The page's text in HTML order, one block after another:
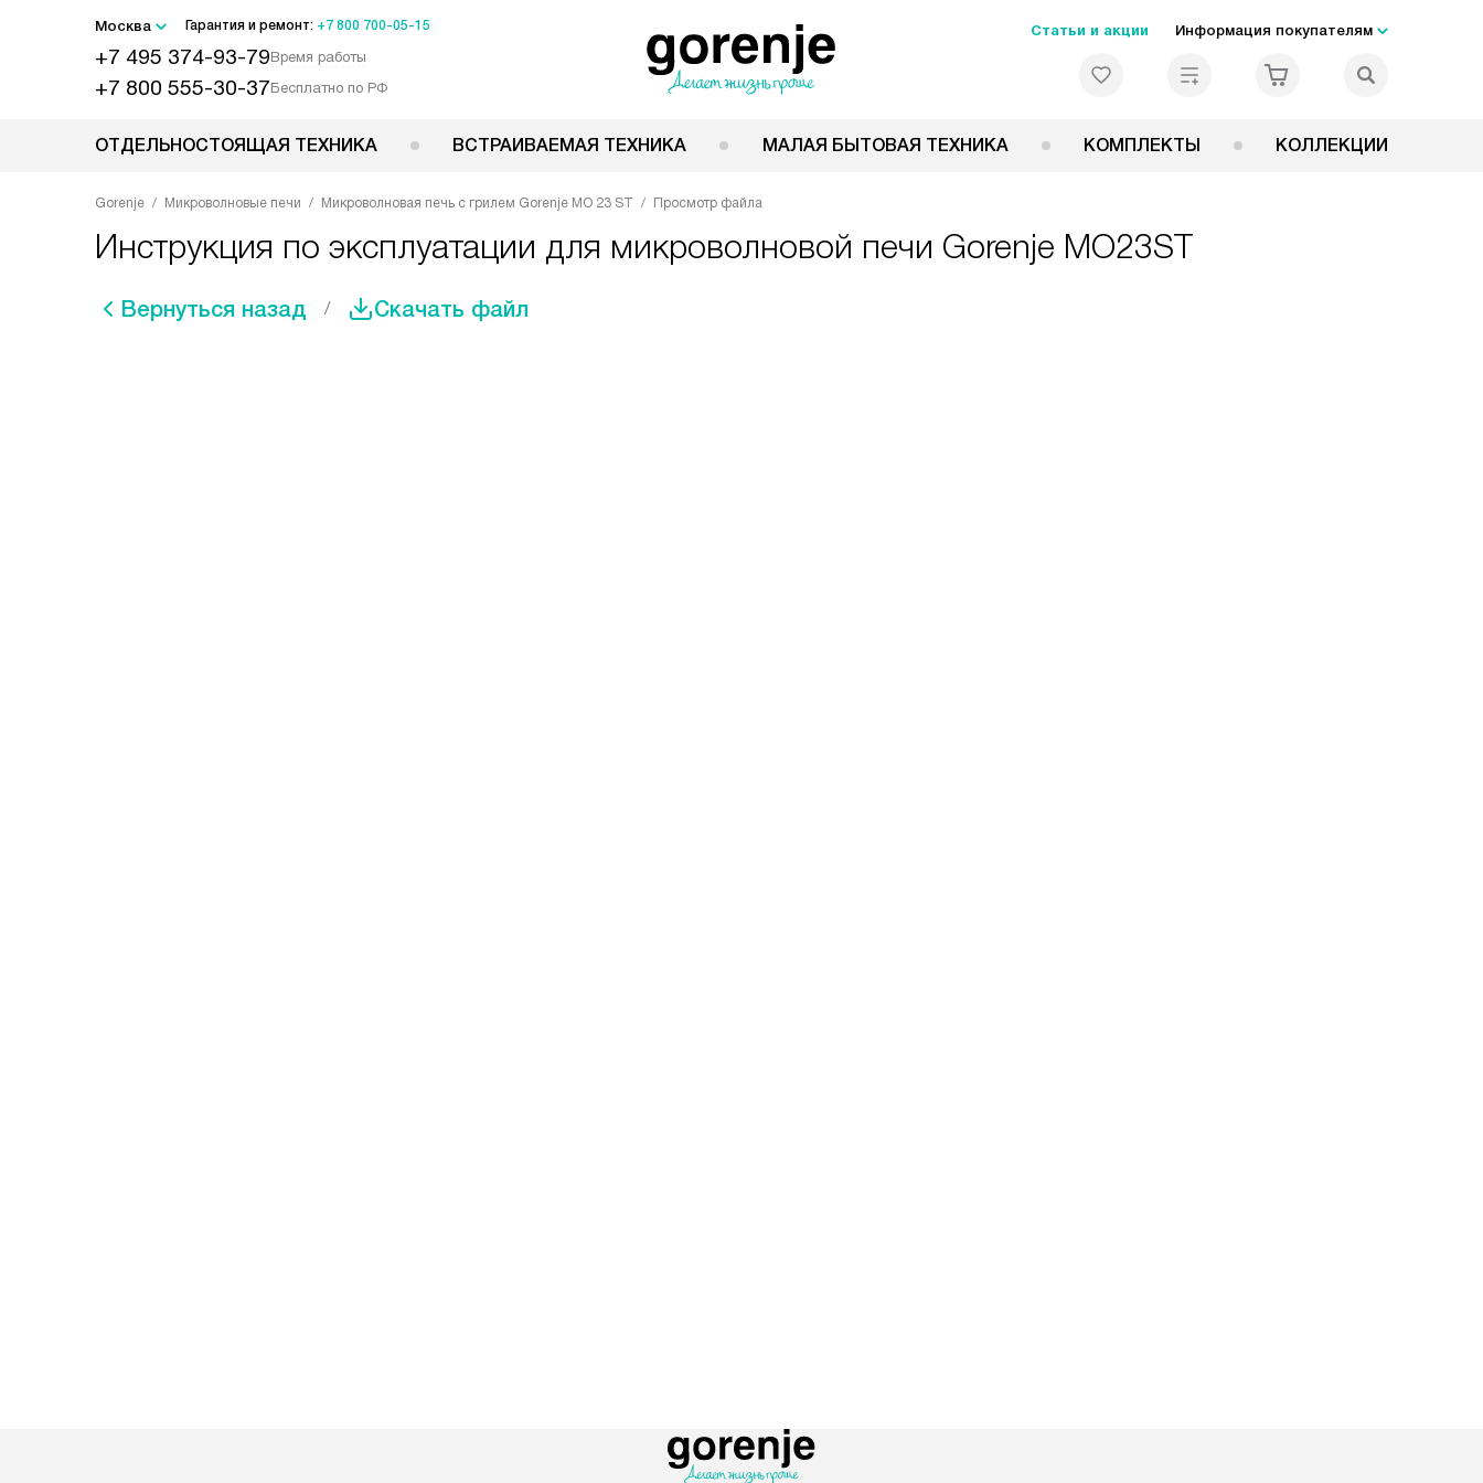
Москва Гарантия и ремонт: +7 800 700-05-15
+7 495 374-93-79Время работы
+7 800 555-30-37Бесплатно по РФ
Статьи и акции Информация покупателям
ОТДЕЛЬНОСТОЯЩАЯ ТЕХНИКА ВСТРАИВАЕМАЯ ТЕХНИКА МАЛАЯ БЫТОВАЯ ТЕХНИКА КОМПЛЕКТЫ КОЛЛЕКЦИИ
Gorenje Микроволновые печи Микроволновая печь с грилем Gorenje MO 23 ST Просмотр файла
Инструкция по эксплуатации для микроволновой печи Gorenje MO23ST
Вернуться назад Скачать файл